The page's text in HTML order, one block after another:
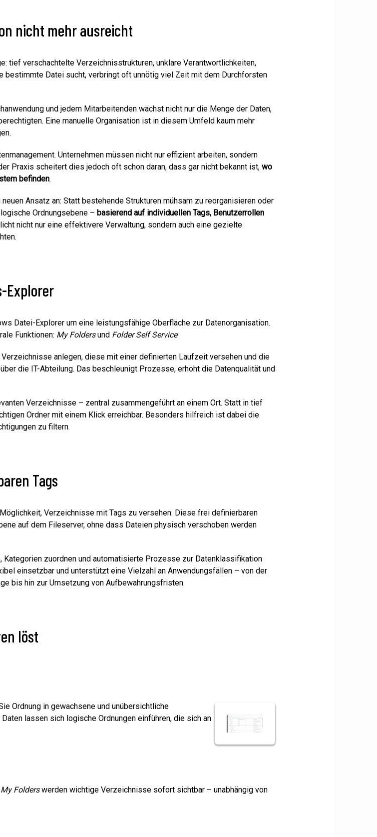
nicht mehr ausreicht
tief verschachtelte Verzeichnisstrukturen, unklare Verantwortlichkeiten,
bestimmte Datei sucht, verbringt oft unnötig viel Zeit mit dem Durchforsten
und jedem Mitarbeitenden wächst nicht nur die Menge der Daten,
Eine manuelle Organisation ist in diesem Umfeld kaum mehr
Unternehmen müssen nicht nur effizient arbeiten, sondern
Praxis scheitert dies jedoch oft schon daran, dass gar nicht bekannt ist, wo
befinden.
Ansatz an: Statt bestehende Strukturen mühsam zu reorganisieren oder
Ordnungsebene – basierend auf individuellen Tags, Benutzerrollen
nicht nur eine effektivere Verwaltung, sondern auch eine gezielte
Explorer
Datei-Explorer um eine leistungsfähige Oberfläche zur Datenorganisation.
Funktionen: My Foldersund Folder Self Service.
anlegen, diese mit einer definierten Laufzeit versehen und die
die IT-Abteilung. Das beschleunigt Prozesse, erhöht die Datenqualität und
Verzeichnisse – zentral zusammengeführt an einem Ort. Statt in tief
Ordner mit einem Klick erreichbar. Besonders hilfreich ist dabei die
zu filtern.
Tags
Verzeichnisse mit Tags zu versehen. Diese frei definierbaren
auf dem Fileserver, ohne dass Dateien physisch verschoben werden
zuordnen und automatisierte Prozesse zur Datenklassifikation
einsetzbar und unterstützt eine Vielzahl an Anwendungsfällen – von der
bis hin zur Umsetzung von Aufbewahrungsfristen.
löst
Ordnung in gewachsene und unübersichtliche
lassen sich logische Ordnungen einführen, die sich an
My Folderswerden wichtige Verzeichnisse sofort sichtbar – unabhängig von